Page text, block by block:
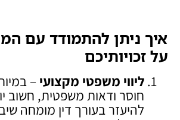
איך ניתן להתמודד עם
על זכויותיכם
ליווי משפטי מקצועי –
חוסר ודאות משפטית, חשוב
להיעזר בעורך דין מומחה